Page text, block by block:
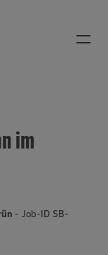
im
- Job-ID SB-